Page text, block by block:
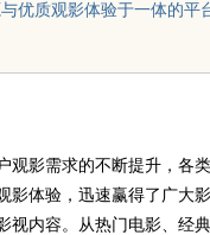
优质观影体验于一体的
观影需求的不断提升，各
影体验，迅速赢得了广大
视内容。从热门电影、经
体验的新时代平台